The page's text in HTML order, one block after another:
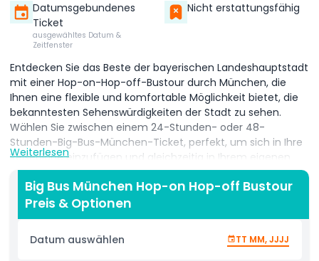
Datumsgebundenes
Ticket
ausgewähltes Datum &
Zeitfenster
Nicht erstattungsfähig
Entdecken Sie das Beste der bayerischen Landeshauptstadt
mit einer Hop-on-Hop-off-Bustour durch München, die
Ihnen eine flexible und komfortable Möglichkeit bietet, die
bekanntesten Sehenswürdigkeiten der Stadt zu sehen.
Wählen Sie zwischen einem 24-Stunden- oder 48-
Stunden-Big-Bus-München-Ticket, perfekt, um sich in Ihre
Reisepläne einzufügen und gleichzeitig in Ihrem eigenen
Tempo zu erkunden. Genießen Sie atemberaubende
Panoramablicke vom offenen Oberdeck, während Sie zwei
speziell geplante Routen entlangfahren, die Münchens
ikonische Attraktionen präsentieren. Fahren Sie an
Sehenswürdigkeiten vorbei, die Sie unbedingt sehen sollten,
wie Marienplatz, Schloss Nymphenburg, Olympiapark und
Weiterlesen
Big Bus München Hop-on Hop-off Bustour
Preis & Optionen
Datum auswählen TT MM, JJJJ